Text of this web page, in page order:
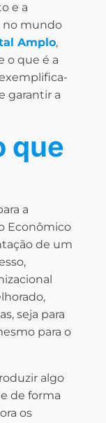
e a
no mundo
Amplo,
o que é a
garantir a
que
a
Econômico
de um
seja para
para o
algo
de forma
os